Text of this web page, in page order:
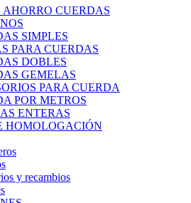
AHORRO CUERDAS
SIMPLES
PARA CUERDAS
DOBLES
GEMELAS
PARA CUERDA
POR METROS
ENTERAS
HOMOLOGACIÓN
y recambios